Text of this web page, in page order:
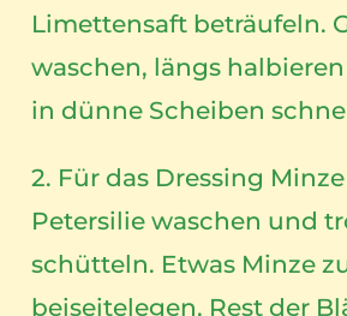
Limettensaft beträufeln.
waschen, längs
in dünne Scheiben
2. Für das Dressing
Petersilie waschen und
schütteln. Etwas Minze
beiseitelegen, Rest der